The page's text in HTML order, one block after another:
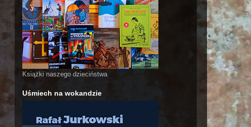
Książki naszego dzieciństwa
Uśmiech na wokandzie